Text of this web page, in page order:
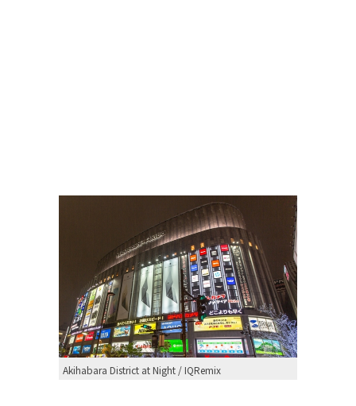
Akihabara District at Night / IQRemix